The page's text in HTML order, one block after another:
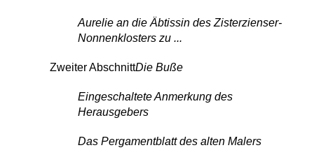
Aurelie an die Äbtissin des Zisterzienser-
Nonnenklosters zu ...
Zweiter AbschnittDie Buße
Eingeschaltete Anmerkung des
Herausgebers
Das Pergamentblatt des alten Malers